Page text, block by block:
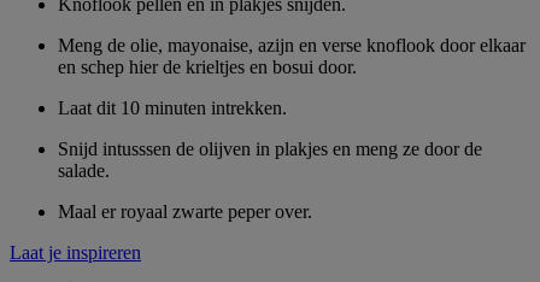
Knoflook pellen en in plakjes snijden.
Meng de olie, mayonaise, azijn en verse knoflook door elkaar
en schep hier de krieltjes en bosui door.
Laat dit 10 minuten intrekken.
Snijd intusssen de olijven in plakjes en meng ze door de
salade.
Maal er royaal zwarte peper over.
Laat je inspireren